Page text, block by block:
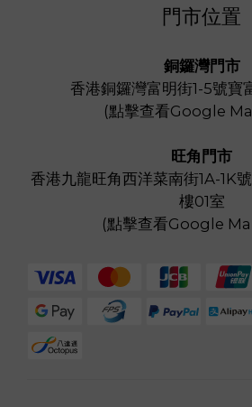
門市位置
銅鑼灣門市
香港銅鑼灣富明街1-5號寶
(點擊查看Google
旺角門市
香港九龍旺角西洋菜南街1A-1K
樓01室
(點擊查看Google